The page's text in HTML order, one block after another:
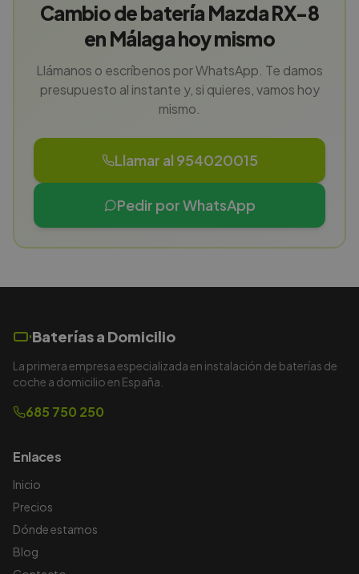
Cambio de batería Mazda RX-8
en Málaga hoy mismo
Llámanos o escríbenos por WhatsApp. Te damos
presupuesto al instante y, si quieres, vamos hoy
mismo.
Llamar al 954020015
Pedir por WhatsApp
Baterías a Domicilio
La primera empresa especializada en instalación de baterías de
coche a domicilio en España.
685 750 250
Enlaces
Inicio
Precios
Dónde estamos
Blog